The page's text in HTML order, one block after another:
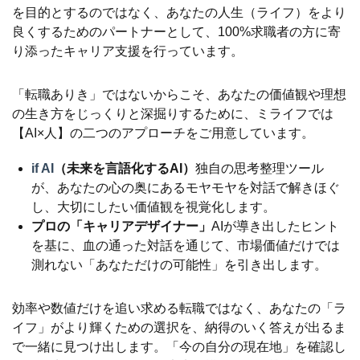
を目的とするのではなく、あなたの人生（ライフ）をより
良くするためのパートナーとして、100%求職者の方に寄
り添ったキャリア支援を行っています。
「転職ありき」ではないからこそ、あなたの価値観や理想
の生き方をじっくりと深掘りするために、ミライフでは
【AI×人】の二つのアプローチをご用意しています。
if AI （未来を言語化するAI） 独自の思考整理ツール
が、あなたの心の奥にあるモヤモヤを対話で解きほぐ
し、大切にしたい価値観を視覚化します。
プロの「キャリアデザイナー」 AIが導き出したヒント
を基に、血の通った対話を通じて、市場価値だけでは
測れない「あなただけの可能性」を引き出します。
効率や数値だけを追い求める転職ではなく、あなたの「ラ
イフ」がより輝くための選択を、納得のいく答えが出るま
で一緒に見つけ出します。「今の自分の現在地」を確認し